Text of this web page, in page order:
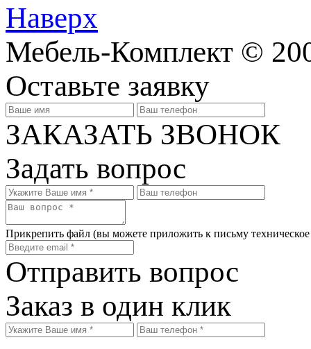
Наверх
Мебель-Комплект ©
Оставьте заявку
ЗАКАЗАТЬ ЗВОНОК
Задать вопрос
Прикрепить файл (вы можете приложить к письму
Отправить вопрос
Заказ в один клик